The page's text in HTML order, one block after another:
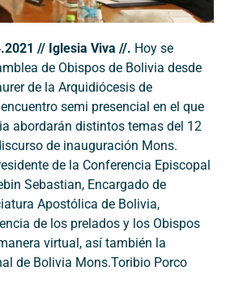
// Iglesia Viva //. Hoy se
de Obispos de Bolivia desde
de la Arquidiócesis de
semi presencial en el que
abordarán distintos temas del 12
de inauguración Mons.
de la Conferencia Episcopal
Sebastian, Encargado de
Apostólica de Bolivia,
de los prelados y los Obispos
virtual, así también la
de Bolivia Mons.Toribio Porco